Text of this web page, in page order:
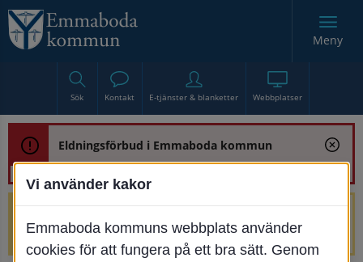
Sök Kontakt E-tjänster & blanketter Webbplatser
Meny
Eldningsförbud i Emmaboda kommun
renoveringen av Bjurbäcksbron
Vi använder kakor
Emmaboda kommuns webbplats använder
cookies för att fungera på ett bra sätt. Genom